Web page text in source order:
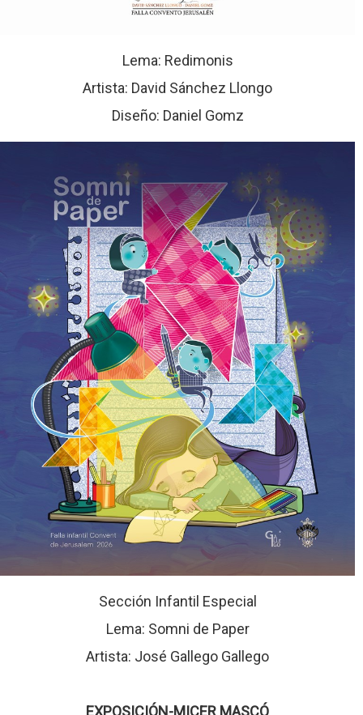
Lema: Redimonis
Artista: David Sánchez Llongo
Diseño: Daniel Gomz
Sección Infantil Especial
Lema: Somni de Paper
Artista: José Gallego Gallego
EXPOSICIÓN-MICER MASCÓ